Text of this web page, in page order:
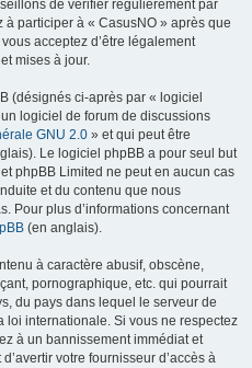
de vérifier régulièrement par
participer à « CasusNO » après que
acceptez d’être légalement
mises à jour.
(désignés ci-après par « logiciel
logiciel de forum de discussions
GNU 2.0 » et qui peut être
Le logiciel phpBB a pour seul but
phpBB Limited ne peut en aucun cas
et du contenu que nous
Pour plus d’informations concernant
(en anglais).
à caractère abusif, obscène,
pornographique, etc. qui pourrait
du pays dans lequel le serveur de
loi internationale. Si vous ne respectez
à un bannissement immédiat et
votre fournisseur d’accès à